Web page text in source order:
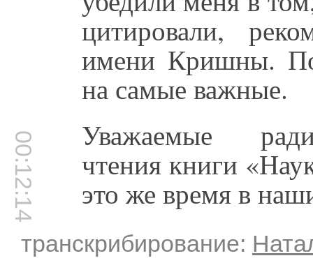
цитировали,
имени Кришны.
на самые важные.
00:12:14 Уважаемые
чтения книги
это же время в
транскрибирование: